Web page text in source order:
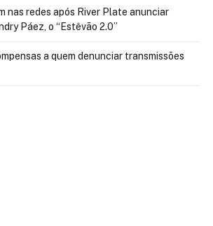
nas redes após River Plate anunciar
Páez, o “Estêvão 2.0”
a quem denunciar transmissões